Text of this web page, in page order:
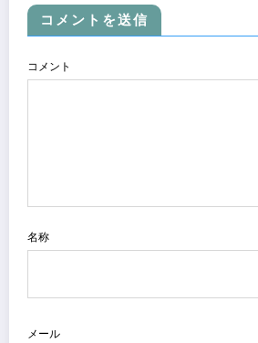
コメントを送信
コメント
名称
メール